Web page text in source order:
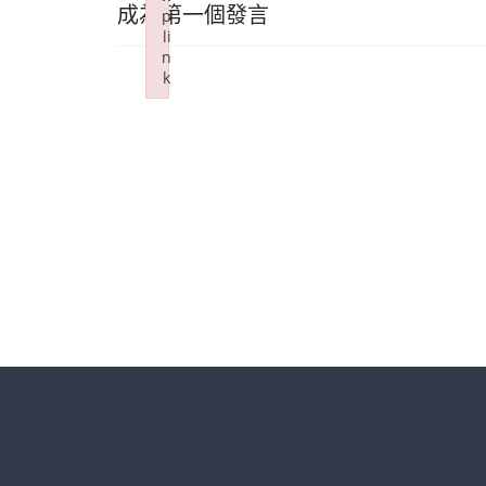
成為第一個發言
p
li
n
k
Failed to initialize plugin: wplink